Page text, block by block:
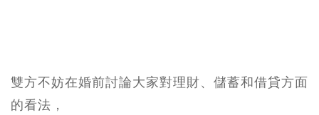
雙方不妨在婚前討論大家對理財、儲蓄和借貸方面
的看法，